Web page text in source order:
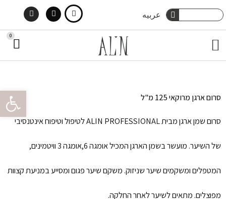
פתח
דילוג
חיפוש
חיפוש
عربيه
Facebook
Instagram
תפריט 0
סרום ארגן מרוקאי 125 מ"ל
סרום שמן ארגן מבית ALIN PROFESSIONAL לטיפול וטיפוח אינטנסיבי
של השיער. מועשר בשמן הארגן המכיל אומגה 6,אומגה 3 וויטמינים,
המטפלים ומשקמים שיער שניזוק. משקם שיער פגום ומסייע במניעת קצוות
מפוצלים. מתאים לשיער לאחר החלקה.